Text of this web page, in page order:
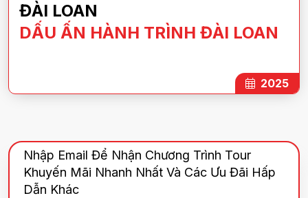
ĐÀI LOAN
DẤU ẤN HÀNH TRÌNH ĐÀI LOAN
2025
Nhập Email Để Nhận Chương Trình Tour
Khuyến Mãi Nhanh Nhất Và Các Ưu Đãi Hấp
Dẫn Khác